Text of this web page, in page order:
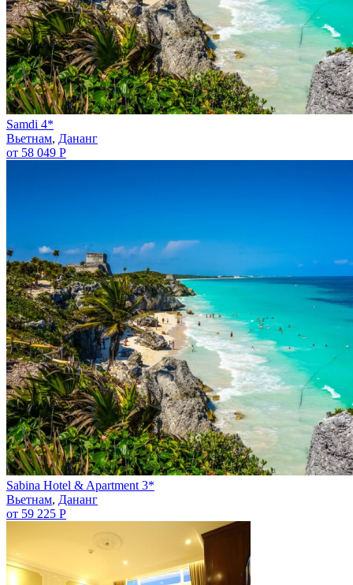
Samdi 4*
Вьетнам, Дананг
от 58 049 Р
Sabina Hotel & Apartment 3*
Вьетнам, Дананг
от 59 225 Р